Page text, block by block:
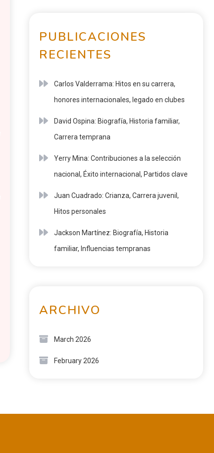
PUBLICACIONES
RECIENTES
Carlos Valderrama: Hitos en su carrera,
honores internacionales, legado en clubes
David Ospina: Biografía, Historia familiar,
Carrera temprana
Yerry Mina: Contribuciones a la selección
nacional, Éxito internacional, Partidos clave
Juan Cuadrado: Crianza, Carrera juvenil,
Hitos personales
Jackson Martínez: Biografía, Historia
familiar, Influencias tempranas
ARCHIVO
March 2026
February 2026